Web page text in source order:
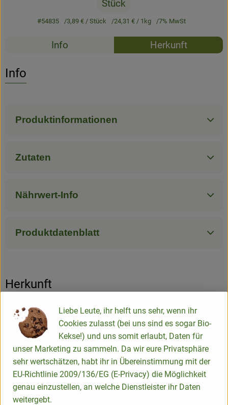
Stück
#54835 3,89 € / Stück 24,31 € / 1kg 7% MwSt
Rezepte
Info Herkunft
Info
Produktinformationen
Zutaten
Nährwert-Info
Produktdatenblatt
Herkunft
Hersteller: Zwergenwiese
Italien
ZWERGENWIESE Naturkost GmbH
Liebe Leute, ihr helft uns sehr, wenn ihr
Cookies zulasst (bei uns sind es sogar Bio-
Kekse!) und uns somit erlaubt, Daten für
unser Marketing zu sammeln. Da wir eure Privatsphäre
sehr wertschätzen, habt ihr in Übereinstimmung mit der
EU-Richtlinie 2009/136/EG (E-Privacy) die Möglichkeit
genau einzustellen, an welche Dienstleister ihr Daten
weitergebt.